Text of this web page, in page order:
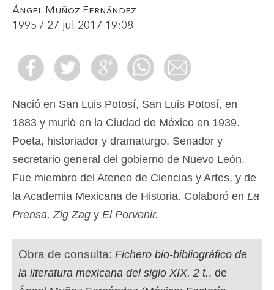
Ángel Muñoz Fernández
1995 / 27 jul 2017 19:08
Nació en San Luis Potosí, San Luis Potosí, en
1883 y murió en la Ciudad de México en 1939.
Poeta, historiador y dramaturgo. Senador y
secretario general del gobierno de Nuevo León.
Fue miembro del Ateneo de Ciencias y Artes, y de
la Academia Mexicana de Historia. Colaboró en La
Prensa, Zig Zag y El Porvenir.
Obra de consulta: Fichero bio-bibliográfico de
la literatura mexicana del siglo XIX. 2 t., de